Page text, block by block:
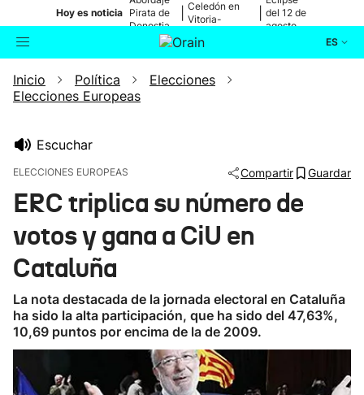
Hoy es noticia Pirata de
Donostia
Celedón en
Vitoria-
del 12 de
agosto
ES
Buscador Actualidad
Ikusmiran
Inicio Política
Elecciones
Elecciones Europeas
Escuchar
ELECCIONES EUROPEAS Compartir Guardar
ERC triplica su número de
votos y gana a CiU en
Cataluña
La nota destacada de la jornada electoral en Cataluña
ha sido la alta participación, que ha sido del 47,63%,
10,69 puntos por encima de la de 2009.